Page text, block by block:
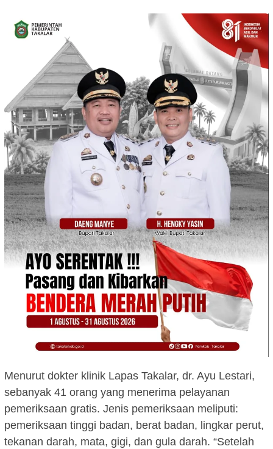
Menurut dokter klinik Lapas Takalar, dr. Ayu Lestari,
sebanyak 41 orang yang menerima pelayanan
pemeriksaan gratis. Jenis pemeriksaan meliputi:
pemeriksaan tinggi badan, berat badan, lingkar perut,
tekanan darah, mata, gigi, dan gula darah. “Setelah